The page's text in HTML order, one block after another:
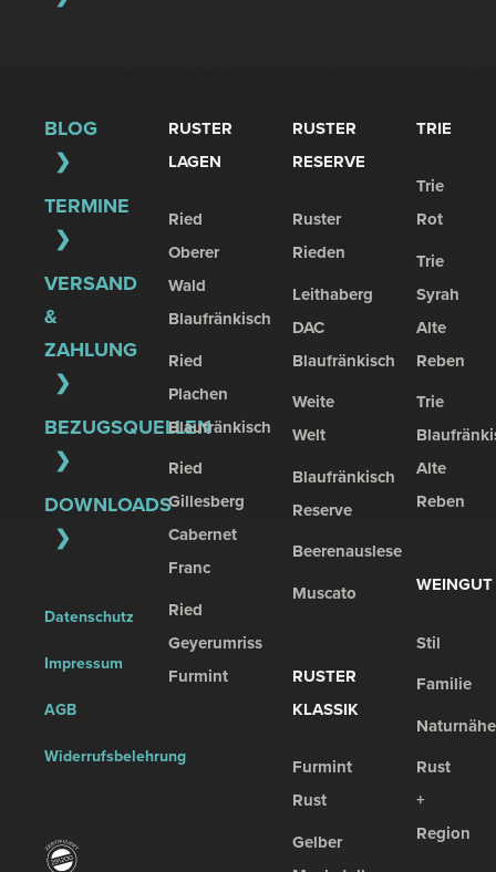
BLOG
TERMINE
VERSAND
&
ZAHLUNG
BEZUGSQUELLEN
DOWNLOADS
Datenschutz
Impressum
AGB
Widerrufsbelehrung
RUSTER
LAGEN
Ried
Oberer
Wald
Blaufränkisch
Ried
Plachen
Blaufränkisch
Ried
Gillesberg
Cabernet
Franc
Ried
Geyerumriss
Furmint
RUSTER
RESERVE
Ruster
Rieden
Leithaberg
DAC
Blaufränkisch
Weite
Welt
Blaufränkisch
Reserve
Beerenauslese
Muscato
RUSTER
KLASSIK
Furmint
Rust
Gelber
TRIE
Trie
Rot
Trie
Syrah
Alte
Reben
Trie
Alte
Reben
WEINGUT
Stil
Familie
Naturnähe
Rust
+
Region